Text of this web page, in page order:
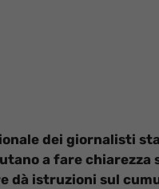
dei giornalisti
a fare
dà istruzioni sul